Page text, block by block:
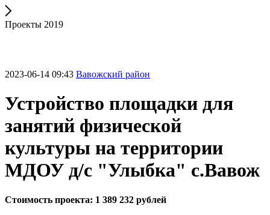
Проекты 2019
2023-06-14 09:43 Вавожский район
Устройство площадки для
занятий физической
культуры на территории
МДОУ д/с "Улыбка" с.Вавож
Стоимость проекта: 1 389 232 рублей